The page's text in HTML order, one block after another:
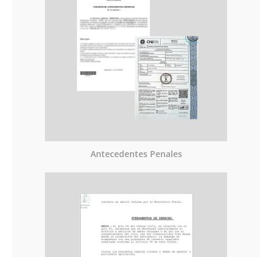
Antecedentes Penales